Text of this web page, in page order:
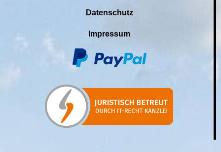
Datenschutz
Impressum